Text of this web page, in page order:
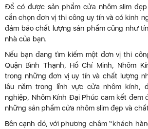
Để có được sản phẩm cửa nhôm slim
cần chọn đơn vị thi công uy tín và có kinh
đảm bảo chất lượng sản phẩm cũng như
nhà của bạn.
Nếu bạn đang tìm kiếm một đơn vị thi
Quận Bình Thạnh, Hồ Chí Minh, Nhôm
trong những đơn vị uy tín và chất lượng
lâu năm trong lĩnh vực cửa nhôm kính,
nghiệp, Nhôm Kính Đại Phúc cam kết đem
những sản phẩm cửa nhôm slim đẹp và
Bên cạnh đó, với phương châm “khách